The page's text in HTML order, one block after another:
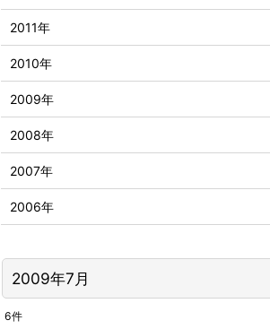
2009年7月
6件
2011年
2010年
2009年
2008年
2007年
2006年